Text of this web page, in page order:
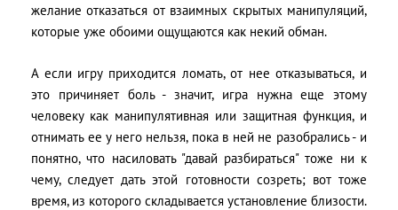
желание отказаться от взаимных скрытых манипуляций,
которые уже обоими ощущаются как некий обман.
А если игру приходится ломать, от нее отказываться, и
это причиняет боль - значит, игра нужна еще этому
человеку как манипулятивная или защитная функция, и
отнимать ее у него нельзя, пока в ней не разобрались - и
понятно, что насиловать "давай разбираться" тоже ни к
чему, следует дать этой готовности созреть; вот тоже
время, из которого складывается установление близости.